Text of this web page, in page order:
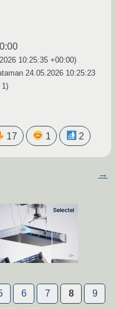
10:25:35 +00:00)
24.05.2026 10:25:23
1)
17 1 2
→
6 7 8 9